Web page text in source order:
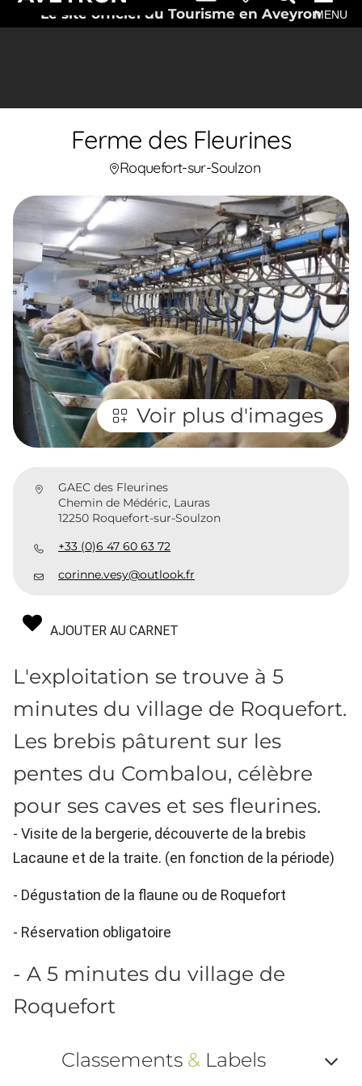
Le site officiel du Tourisme en AveyronMENU
Ferme des Fleurines
Roquefort-sur-Soulzon
Voir plus d'images
GAEC des Fleurines
Chemin de Médéric, Lauras
12250 Roquefort-sur-Soulzon
+33 (0)6 47 60 63 72
corinne.vesy@outlook.fr
AJOUTER AU CARNET
L'exploitation se trouve à 5
minutes du village de Roquefort.
Les brebis pâturent sur les
pentes du Combalou, célèbre
pour ses caves et ses fleurines.
- Visite de la bergerie, découverte de la brebis
Lacaune et de la traite. (en fonction de la période)
- Dégustation de la flaune ou de Roquefort
- Réservation obligatoire
- A 5 minutes du village de
Roquefort
Classements &Labels